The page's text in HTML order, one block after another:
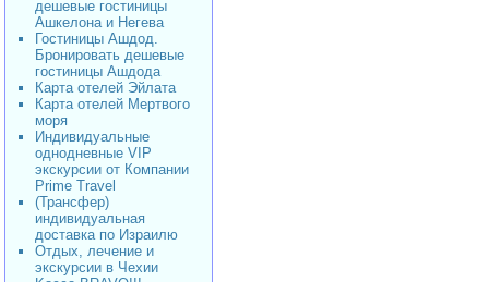
дешевые гостиницы
Ашкелона и Негева
Гостиницы Ашдод.
Бронировать дешевые
гостиницы Ашдода
Карта отелей Эйлата
Карта отелей Мертвого
моря
Индивидуальные
однодневные VIP
экскурсии от Компании
Prime Travel
(Трансфер)
индивидуальная
доставка по Израилю
Отдых, лечение и
экскурсии в Чехии